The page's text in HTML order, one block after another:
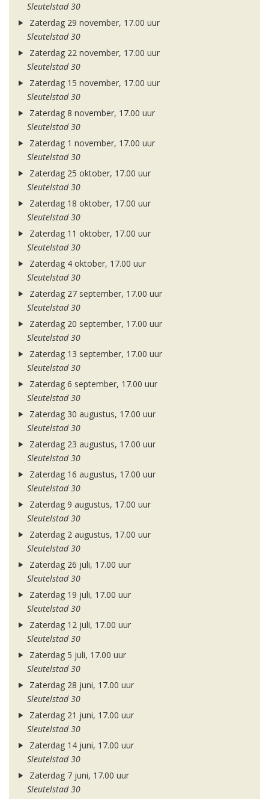
Sleutelstad 30
Zaterdag 29 november, 17.00 uur
Sleutelstad 30
Zaterdag 22 november, 17.00 uur
Sleutelstad 30
Zaterdag 15 november, 17.00 uur
Sleutelstad 30
Zaterdag 8 november, 17.00 uur
Sleutelstad 30
Zaterdag 1 november, 17.00 uur
Sleutelstad 30
Zaterdag 25 oktober, 17.00 uur
Sleutelstad 30
Zaterdag 18 oktober, 17.00 uur
Sleutelstad 30
Zaterdag 11 oktober, 17.00 uur
Sleutelstad 30
Zaterdag 4 oktober, 17.00 uur
Sleutelstad 30
Zaterdag 27 september, 17.00 uur
Sleutelstad 30
Zaterdag 20 september, 17.00 uur
Sleutelstad 30
Zaterdag 13 september, 17.00 uur
Sleutelstad 30
Zaterdag 6 september, 17.00 uur
Sleutelstad 30
Zaterdag 30 augustus, 17.00 uur
Sleutelstad 30
Zaterdag 23 augustus, 17.00 uur
Sleutelstad 30
Zaterdag 16 augustus, 17.00 uur
Sleutelstad 30
Zaterdag 9 augustus, 17.00 uur
Sleutelstad 30
Zaterdag 2 augustus, 17.00 uur
Sleutelstad 30
Zaterdag 26 juli, 17.00 uur
Sleutelstad 30
Zaterdag 19 juli, 17.00 uur
Sleutelstad 30
Zaterdag 12 juli, 17.00 uur
Sleutelstad 30
Zaterdag 5 juli, 17.00 uur
Sleutelstad 30
Zaterdag 28 juni, 17.00 uur
Sleutelstad 30
Zaterdag 21 juni, 17.00 uur
Sleutelstad 30
Zaterdag 14 juni, 17.00 uur
Sleutelstad 30
Zaterdag 7 juni, 17.00 uur
Sleutelstad 30